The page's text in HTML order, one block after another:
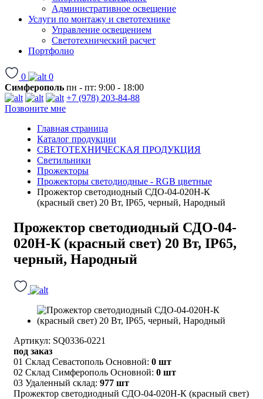
Административное освещение
Услуги по монтажу и светотехнике
Управление освещением
Светотехнический расчет
Портфолио
0
0
Симферополь пн - пт: 9:00 - 18:00
+7 (978) 203-84-88
Позвоните мне
Главная страница
Каталог продукции
СВЕТОТЕХНИЧЕСКАЯ ПРОДУКЦИЯ
Светильники
Прожекторы
Прожекторы светодиодные - RGB цветные
Прожектор светодиодный СДО-04-020Н-К
(красный свет) 20 Вт, IP65, черный, Народный
Прожектор светодиодный СДО-04-
020Н-К (красный свет) 20 Вт, IP65,
черный, Народный
Артикул: SQ0336-0221
под заказ
01 Склад Севастополь Основной: 0 шт
02 Склад Симферополь Основной: 0 шт
03 Удаленный склад: 977 шт
Прожектор светодиодный СДО-04-020Н-К (красный свет)